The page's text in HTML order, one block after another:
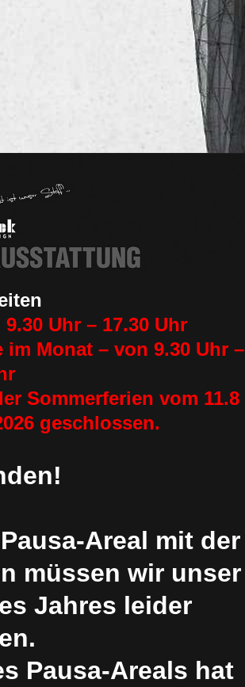
Uhr – 17.30 Uhr
Monat – von 9.30 Uhr –
Sommerferien vom 11.8
geschlossen.
Areal mit der
müssen wir unser
Jahres leider
Pausa-Areals hat